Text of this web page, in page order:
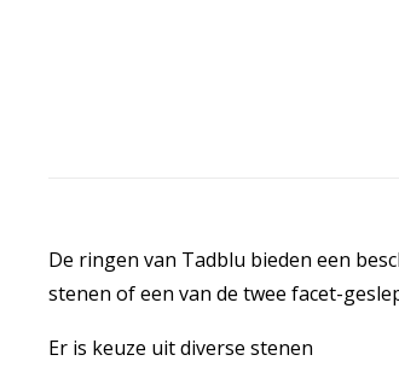
De ringen van Tadblu bieden een
stenen of een van de twee facet-
Er is keuze uit diverse stenen